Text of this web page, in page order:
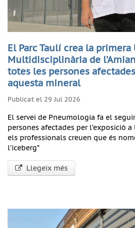
El Parc Taulí crea la
Multidisciplinària de
totes les persones
aquesta mineral
Publicat el 29 Jul 2026
El servei de Pneumologia fa el
persones afectades per l’exposició
els professionals creuen que és
l’iceberg”
Llegeix més